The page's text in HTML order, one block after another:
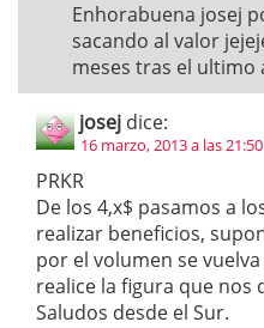
Enhorabuena josej
sacando al valor
meses tras el ultimo
josej dice:
16 marzo, 2013 a las 21:50
PRKR
De los 4,x$ pasamos a
realizar beneficios,
por el volumen se
realice la figura que nos
Saludos desde el Sur.